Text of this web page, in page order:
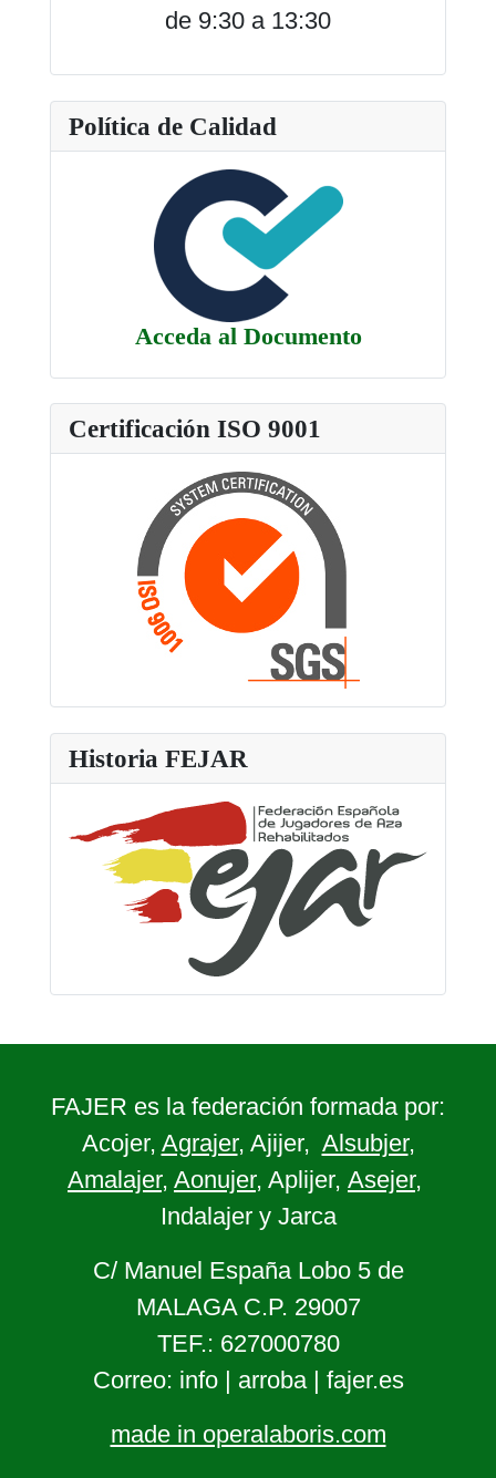
de 9:30 a 13:30
Política de Calidad
Acceda al Documento
Certificación ISO 9001
Historia FEJAR
FAJER es la federación formada por:
Acojer, Agrajer, Ajijer, Alsubjer,
Amalajer, Aonujer, Aplijer, Asejer,
Indalajer y Jarca
C/ Manuel España Lobo 5 de
MALAGA C.P. 29007
TEF.: 627000780
Correo: info | arroba | fajer.es
made in operalaboris.com